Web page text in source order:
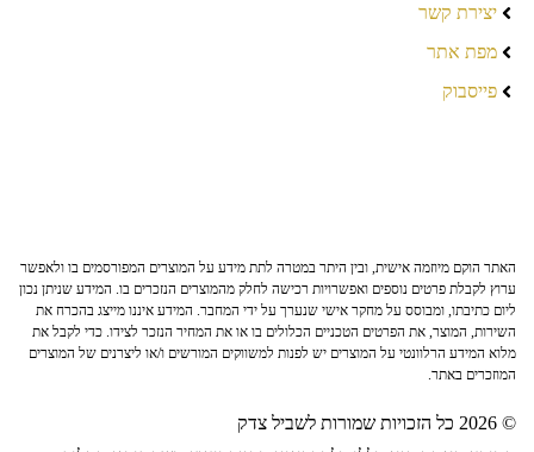
יצירת קשר
מפת אתר
פייסבוק
האתר הוקם מיוזמה אישית, ובין היתר במטרה לתת מידע על המוצרים המפורסמים בו ולאפשר
ערוץ לקבלת פרטים נוספים ואפשרויות רכישה לחלק מהמוצרים הנזכרים בו. המידע שניתן נכון
ליום כתיבתו, ומבוסס על מחקר אישי שנערך על ידי המחבר. המידע איננו מייצג בהכרח את
השירות, המוצר, את הפרטים הטכניים הכלולים בו או את המחיר הנזכר לצידו. כדי לקבל את
מלוא המידע הרלוונטי על המוצרים יש לפנות למשווקים המורשים ו/או ליצרנים של המוצרים
המוזכרים באתר.
© 2026 כל הזכויות שמורות לשביל צדק